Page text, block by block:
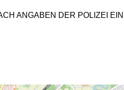
ANGABEN DER POLIZEI